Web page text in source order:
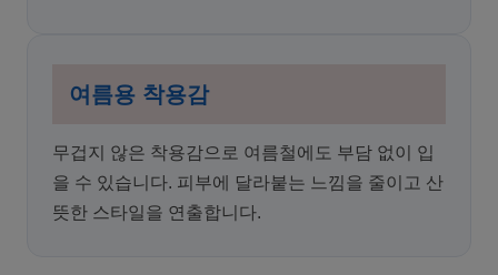
여름용 착용감
무겁지 않은 착용감으로 여름철에도 부담 없이 입
을 수 있습니다. 피부에 달라붙는 느낌을 줄이고 산
뜻한 스타일을 연출합니다.